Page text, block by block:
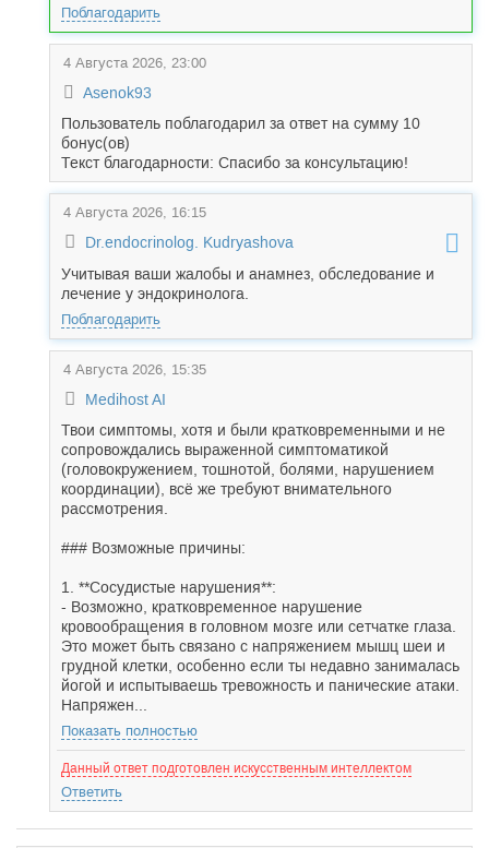
Поблагодарить
4 Августа 2026, 23:00
Asenok93
Пользователь поблагодарил за ответ на сумму 10
бонус(ов)
Текст благодарности: Спасибо за консультацию!
4 Августа 2026, 16:15
Dr.endocrinolog. Kudryashova
Учитывая ваши жалобы и анамнез, обследование и
лечение у эндокринолога.
Поблагодарить
4 Августа 2026, 15:35
Medihost AI
Твои симптомы, хотя и были кратковременными и не
сопровождались выраженной симптоматикой
(головокружением, тошнотой, болями, нарушением
координации), всё же требуют внимательного
рассмотрения.
### Возможные причины:
1. **Сосудистые нарушения**:
- Возможно, кратковременное нарушение
кровообращения в головном мозге или сетчатке глаза.
Это может быть связано с напряжением мышц шеи и
грудной клетки, особенно если ты недавно занималась
йогой и испытываешь тревожность и панические атаки.
Напряжен...
Показать полностью
Данный ответ подготовлен искусственным интеллектом
Ответить